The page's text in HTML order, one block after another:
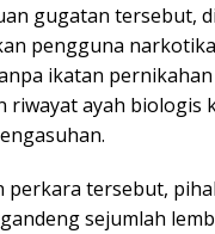
gugatan tersebut,
pengguna
ikatan
riwayat ayah biologis
perkara tersebut,
sejumlah